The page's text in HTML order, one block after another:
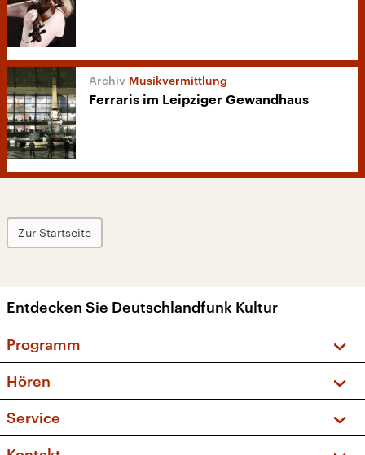
Musikvermittlung
Ferraris im Leipziger Gewandhaus
Zur Startseite
Entdecken Sie Deutschlandfunk Kultur
Programm
Sendungen und Podcasts
Musikliste
Hören
Frequenzen (UKW + DAB+)
Service
FAQ